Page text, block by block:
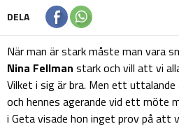
DELA
När man är stark måste man vara
Nina Fellman stark och vill att vi
Vilket i sig är bra. Men ett uttalande
och hennes agerande vid ett möte
i Geta visade hon inget prov på att